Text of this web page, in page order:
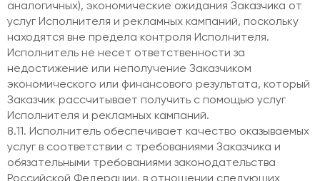
аналогичных), экономические ожидания Заказчика от
услуг Исполнителя и рекламных кампаний, поскольку
находятся вне предела контроля Исполнителя.
Исполнитель не несет ответственности за
недостижение или неполучение Заказчиком
экономического или финансового результата, который
Заказчик рассчитывает получить с помощью услуг
Исполнителя и рекламных кампаний.
8.11. Исполнитель обеспечивает качество оказываемых
услуг в соответствии с требованиями Заказчика и
обязательными требованиями законодательства